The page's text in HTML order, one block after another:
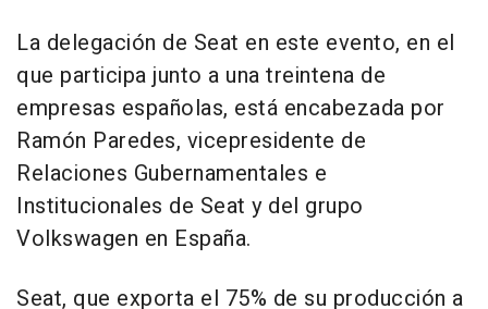
La delegación de Seat en este evento, en el
que participa junto a una treintena de
empresas españolas, está encabezada por
Ramón Paredes, vicepresidente de
Relaciones Gubernamentales e
Institucionales de Seat y del grupo
Volkswagen en España.
Seat, que exporta el 75% de su producción a